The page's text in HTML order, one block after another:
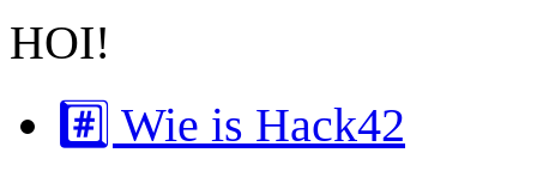
HOI!
#️⃣ Wie is Hack42